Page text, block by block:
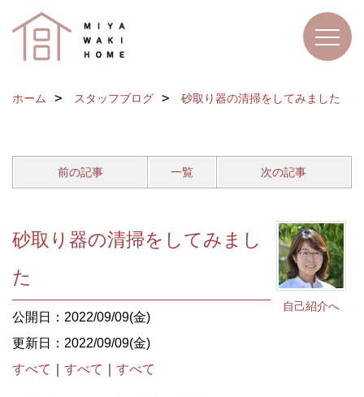
ホーム スタッフブログ 砂取り器の清掃をしてみました
前の記事 一覧 次の記事
自己紹介へ
砂取り器の清掃をしてみまし
た
公開日：2022/09/09(金)
更新日：2022/09/09(金)
すべて
すべて すべて